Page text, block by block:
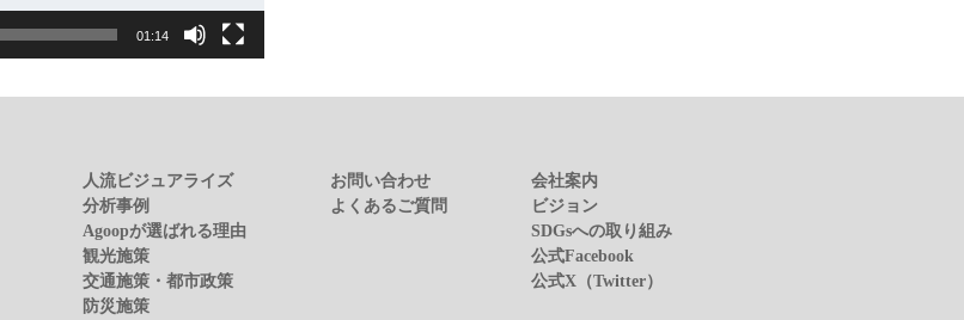
01:14
人流ビジュアライズ
分析事例
Agoopが選ばれる理由
観光施策
交通施策・都市政策
防災施策
お問い合わせ
よくあるご質問
会社案内
ビジョン
SDGsへの取り組み
公式Facebook
公式X（Twitter）